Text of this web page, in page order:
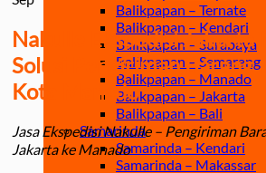
Balikpapan – Ternate
Balikpapan – Kendari
Balikpapan – Surabaya
Balikpapan – Semarang
Balikpapan – Manado
Balikpapan – Jakarta
Balikpapan – Bali
Samarinda
Samarinda – Kendari
Samarinda – Makassar
Nakulle Ekspedisi Jakarta
Solusi Pengiriman Barang
Kota Manado
Jasa Ekspedisi Nakulle – Pengiriman
Jakarta ke Manado